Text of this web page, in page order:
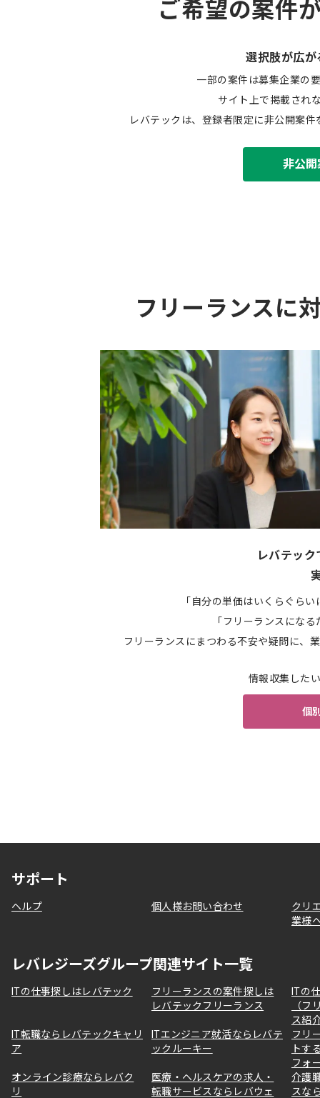
ご希望の案件
選択肢が広が
一部の案件は募集企業の
サイト上で掲載され
レバテックは、登録者限定に非公開案
非公
フリーランスに
レバテッ
「自分の単価はいくらぐら
「フリーランスにな
フリーランスにまつわる不安や疑問に、
情報収集した
個
サポート
ヘルプ 個人様お問い合わせ
クリ
業様
レバレジーズグループ関連サイト一覧
ITの仕事探しはレバテック
フリーランスの案件探しは
レバテックフリーランス
ITの
（フ
ス紹
IT転職ならレバテックキャリ
ア
ITエンジニア就活ならレバテ
ックルーキー
フリ
トす
フォ
オンライン診療ならレバク
リ
医療・ヘルスケアの求人・
転職サービスならレバウェ
介護
スな